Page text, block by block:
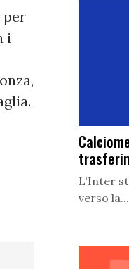
per
i
L'Inter
verso la...